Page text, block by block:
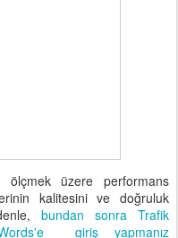
üzere performans
kalitesini ve doğruluk
bundan sonra Trafik
giriş yapmanız